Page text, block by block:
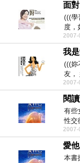
面
(((學
度，
又如
2007-
(((妳
友，
不必
2007-
有些
性交
獨處
2007-
本書